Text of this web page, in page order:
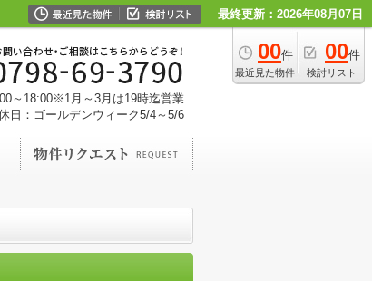
最終更新：2026年08月07日
00件
最近見た物件
00件
検討リスト
～18:00※1月～3月は19時迄営業
日：ゴールデンウィーク5/4～5/6